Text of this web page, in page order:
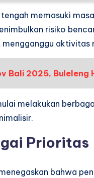
memasuki
risiko
aktivitas
Bali 2025, Buleleng
melakukan
Prioritas
bahwa